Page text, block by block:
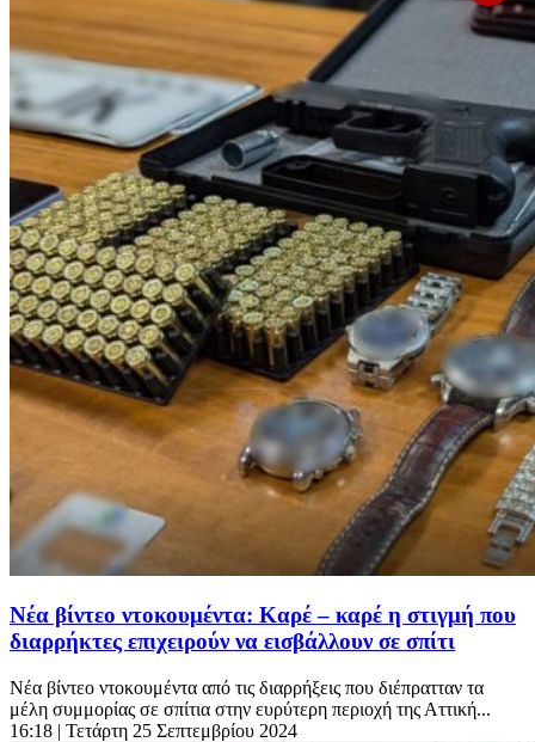
Νέα βίντεο ντοκουμέντα: Καρέ – καρέ η στιγμή που
διαρρήκτες επιχειρούν να εισβάλλουν σε σπίτι
Νέα βίντεο ντοκουμέντα από τις διαρρήξεις που διέπρατταν τα
μέλη συμμορίας σε σπίτια στην ευρύτερη περιοχή της Αττική...
16:18 | Τετάρτη 25 Σεπτεμβρίου 2024